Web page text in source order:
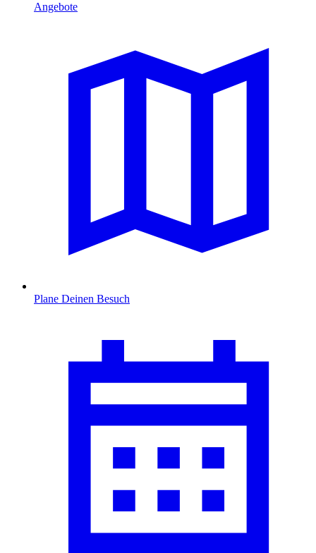
Angebote
Plane Deinen Besuch